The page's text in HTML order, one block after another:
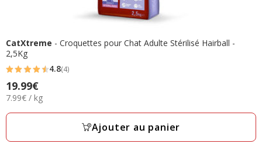
CatXtreme - Croquettes pour Chat Adulte Stérilisé Hairball -
2,5Kg
4.8
étoiles
avec
4
4.8(4)
Prix
19.99€
19.99€
7.99€
Kg
7.99€ / kg
Ajouter au panier